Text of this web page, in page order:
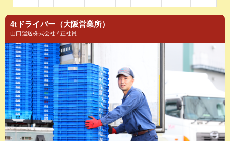
4tドライバー（大阪営業所）
山口運送株式会社 / 正社員